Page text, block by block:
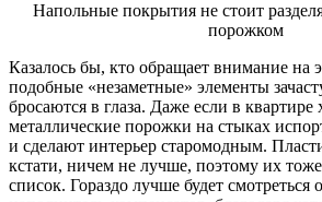
Напольные покрытия не стоит
порожком
Казалось бы, кто обращает внимание на
подобные «незаметные» элементы
бросаются в глаза. Даже если в квартире
металлические порожки на стыках
и сделают интерьер старомодным.
кстати, ничем не лучше, поэтому их
список. Гораздо лучше будет смотреться